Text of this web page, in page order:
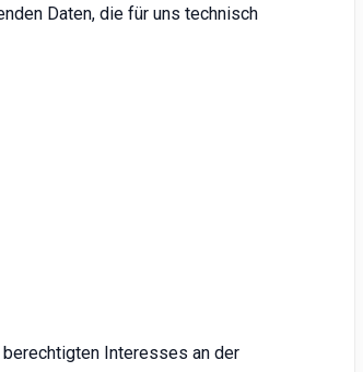
Daten, die für uns technisch
Interesses an der